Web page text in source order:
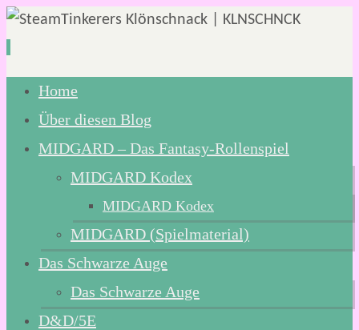
Zum
Inhalt
springen
Home
Über diesen Blog
MIDGARD – Das Fantasy-Rollenspiel
MIDGARD Kodex
MIDGARD Kodex
MIDGARD (Spielmaterial)
Das Schwarze Auge
Das Schwarze Auge
D&D/5E